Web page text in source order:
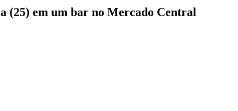
(25) em um bar no Mercado Central